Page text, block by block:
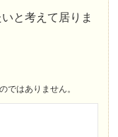
と考えて居りま
ではありません。